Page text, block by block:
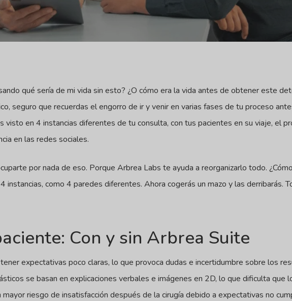
qué sería de mi vida sin esto? ¿O cómo era la vida antes de obtener este
seguro que recuerdas el engorro de ir y venir en varias fases de tu proceso
visto en 4 instancias diferentes de tu consulta, con tus pacientes en su viaje, el
en las redes sociales.
por nada de eso. Porque Arbrea Labs te ayuda a reorganizarlo todo.
instancias, como 4 paredes diferentes. Ahora cogerás un mazo y las derribarás.
Con y sin Arbrea Suite
expectativas poco claras, lo que provoca dudas e incertidumbre sobre los
se basan en explicaciones verbales e imágenes en 2D, lo que dificulta que
riesgo de insatisfacción después de la cirugía debido a expectativas no